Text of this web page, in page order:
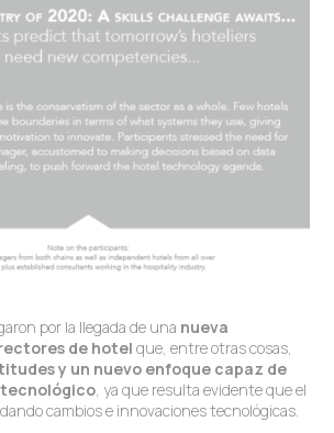
por la llegada de una nueva
de hotel que, entre otras cosas,
y un nuevo enfoque capaz de
, ya que resulta evidente que el
cambios e innovaciones tecnológicas.